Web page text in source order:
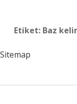
Etiket: Baz
Sitemap